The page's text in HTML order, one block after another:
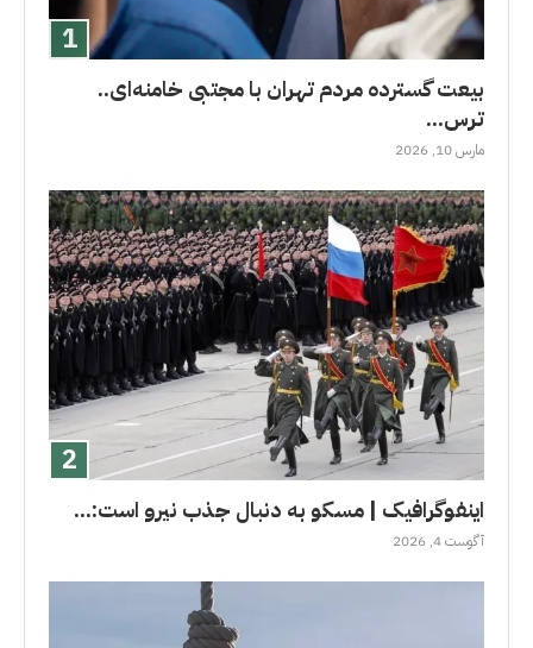
بیعت گسترده مردم تهران با مجتبی خامنه‌ای..
ترس...
مارس 10, 2026
اینفوگرافیک | مسکو به دنبال جذب نیرو است:...
آگوست 4, 2026